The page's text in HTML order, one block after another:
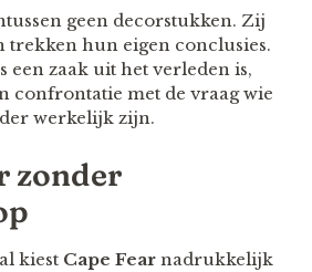
geen decorstukken. Zij
trekken hun eigen conclusies.
een zaak uit het verleden is,
confrontatie met de vraag wie
werkelijk zijn.
zonder
kiest Cape Fear nadrukkelijk